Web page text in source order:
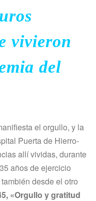
vivieron
del
el orgullo, y la
Puerta de Hierro-
allí vividas, durante
años de ejercicio
desde el otro
«Orgullo y gratitud